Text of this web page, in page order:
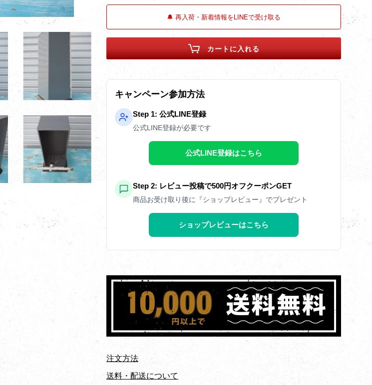
🔔 再入荷・新着情報をLINEで受け取る
カートに入れる
キャンペーン参加方法
Step 1: 公式LINE登録
公式LINE登録が必要です
公式LINE登録はこちら
Step 2: レビュー投稿で500円オフクーポンGET
商品お受け取り後に『ショップレビュー』でプレゼント
ショップレビューはこちら
注文方法
送料・配送について